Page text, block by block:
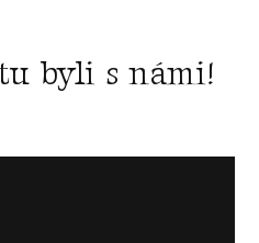
byli s námi!